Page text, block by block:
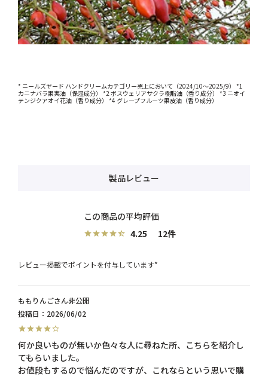
* ニールズヤード ハンドクリームカテゴリー売上において（2024/10～2025/9） *1
カニナバラ果実油（保湿成分） *2 ボスウェリアサクラ樹脂油（香り成分） *3 ニオイ
テンジクアオイ花油（香り成分） *4 グレープフルーツ果皮油（香り成分）
製品レビュー
4.25 12
レビュー掲載でポイントを付与しています*
ももりんご
非公開
投稿日
2026/06/02
何か良いものが無いか色々な人に尋ねた所、こちらを紹介し
てもらいました。
お値段もするので悩んだのですが、これならという思いで購